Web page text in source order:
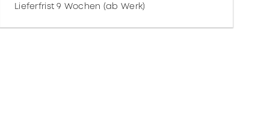
Lieferfrist 9 Wochen (ab Werk)